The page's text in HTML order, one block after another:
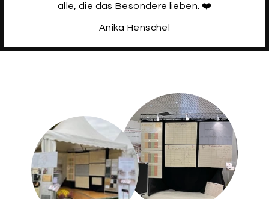
alle, die das Besondere lieben. ❤️
Anika Henschel